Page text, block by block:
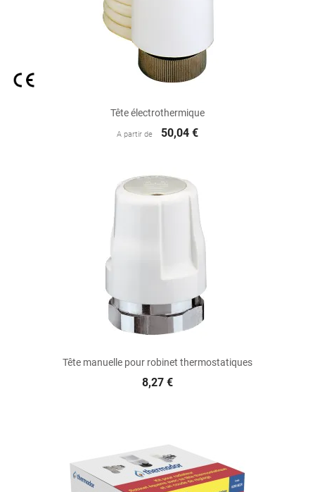
Tête électrothermique
A partir de 50,04 €
Tête manuelle pour robinet thermostatiques
8,27 €